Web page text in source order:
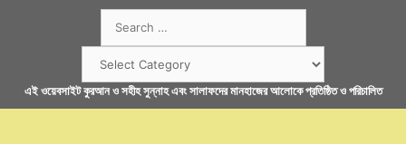
for:
এই ওয়েবসাইট কুরআন ও সহীহ সুন্নাহ এবং সালাফদের মানহাজের আলোকে প্রতিষ্ঠিত ও পরিচালিত